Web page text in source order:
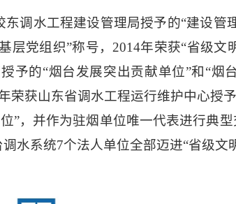
调水工程建设管理局授予的“建设管
层党组织”称号，2014年荣获“省级文
予的“烟台发展突出贡献单位”和“烟
荣获山东省调水工程运行维护中心授
”，并作为驻烟单位唯一代表进行典
水系统7个法人单位全部迈进“省级文